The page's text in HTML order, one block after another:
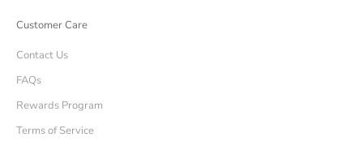
Customer Care
Contact Us
FAQs
Rewards Program
Terms of Service